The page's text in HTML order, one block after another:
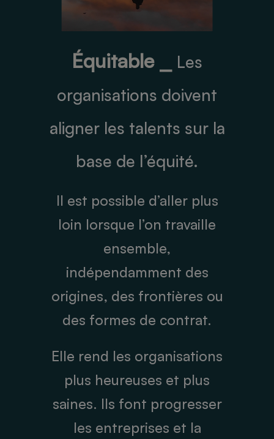
Équitable ⎯
Les
organisations doivent
aligner les talents sur la
base de l’équité.
Il est possible d’aller plus
loin lorsque l’on travaille
ensemble,
indépendamment des
origines, des frontières ou
des formes de contrat.
Elle rend les organisations
plus heureuses et plus
saines. Ils font progresser
les entreprises et la